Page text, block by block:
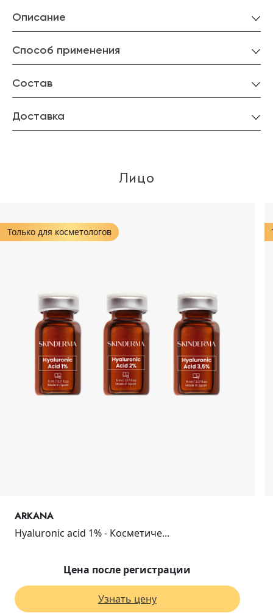
Описание
Способ применения
Состав
Доставка
Лицо
Только для косметологов
ARKANA
Hyaluronic acid 1% - Косметиче...
Цена после регистрации
Узнать цену